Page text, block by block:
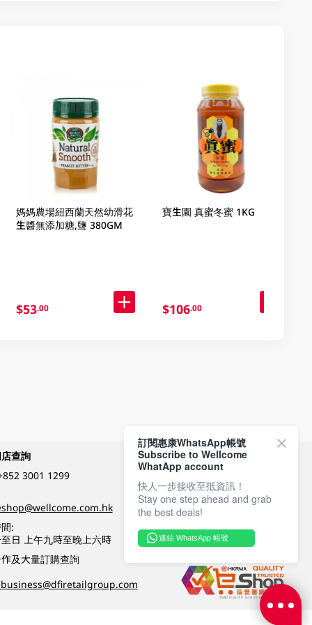
媽媽農場紐西蘭天然幼滑花
生醬無添加糖,鹽 380GM
$53.00
寶生園 真蜜冬蜜 1KG
$106.00
查詢
3001 1299
:
日 上午九時至晚上六時
及大量訂購查詢
付款方式
關注我們
訂閱惠康WhatsApp帳號
Subscribe to Wellcome
WhatApp account
快人一步接收至抵資訊！
Stay one step ahead and grab
the best deals!
連結 WhatsApp 帳號